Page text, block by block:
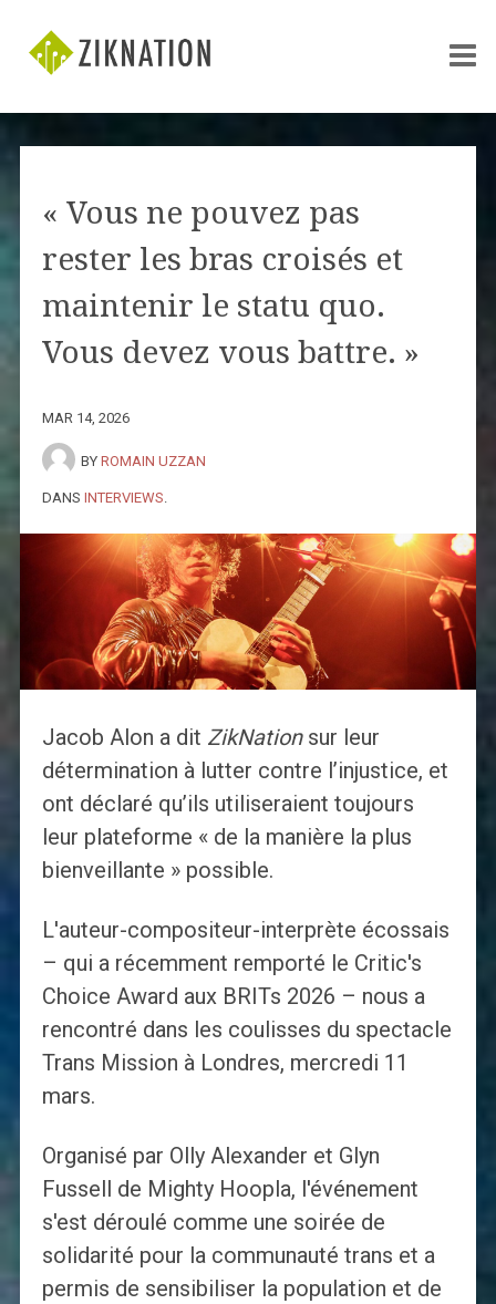
« Vous ne pouvez pas
rester les bras croisés et
maintenir le statu quo.
Vous devez vous battre. »
MAR 14, 2026
BY ROMAIN UZZAN
DANS INTERVIEWS
Jacob Alon a dit ZikNationsur leur
détermination à lutter contre l’injustice, et
ont déclaré qu’ils utiliseraient toujours
leur plateforme « de la manière la plus
bienveillante » possible.
L'auteur-compositeur-interprète écossais
– qui a récemment remporté le Critic's
Choice Award aux BRITs 2026 – nous a
rencontré dans les coulisses du spectacle
Trans Mission à Londres, mercredi 11
mars.
Organisé par Olly Alexander et Glyn
Fussell de Mighty Hoopla, l'événement
s'est déroulé comme une soirée de
solidarité pour la communauté trans et a
permis de sensibiliser la population et de